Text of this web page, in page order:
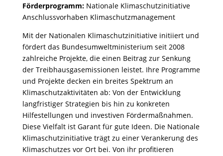
Förderprogramm: Nationale Klimaschutzinitiative
Anschlussvorhaben Klimaschutzmanagement
Mit der Nationalen Klimaschutzinitiative initiiert und
fördert das Bundesumweltministerium seit 2008
zahlreiche Projekte, die einen Beitrag zur Senkung
der Treibhausgasemissionen leistet. Ihre Programme
und Projekte decken ein breites Spektrum an
Klimaschutzaktivitäten ab: Von der Entwicklung
langfristiger Strategien bis hin zu konkreten
Hilfestellungen und investiven Fördermaßnahmen.
Diese Vielfalt ist Garant für gute Ideen. Die Nationale
Klimaschutzinitiative trägt zu einer Verankerung des
Klimaschutzes vor Ort bei. Von ihr profitieren